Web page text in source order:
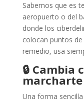
Sabemos que es
aeropuerto o del
donde los
colocan puntos
remedio, usa
🔒Cambia
marcharte
Una forma